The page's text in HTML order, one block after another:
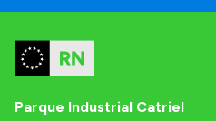
Parque Industrial Catriel